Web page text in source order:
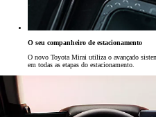
O seu companheiro de estacionamento
O novo Toyota Mirai utiliza o avançado
em todas as etapas do estacionamento.